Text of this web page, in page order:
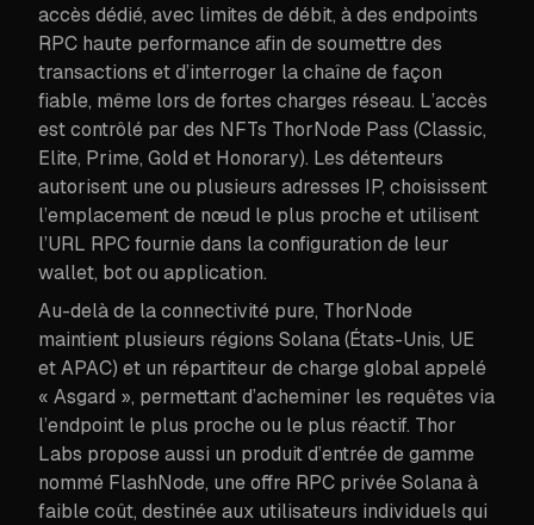
accès dédié, avec limites de débit, à des endpoints
RPC haute performance afin de soumettre des
transactions et d’interroger la chaîne de façon
fiable, même lors de fortes charges réseau. L’accès
est contrôlé par des NFTs ThorNode Pass (Classic,
Elite, Prime, Gold et Honorary). Les détenteurs
autorisent une ou plusieurs adresses IP, choisissent
l’emplacement de nœud le plus proche et utilisent
l’URL RPC fournie dans la configuration de leur
wallet, bot ou application.
Au-delà de la connectivité pure, ThorNode
maintient plusieurs régions Solana (États-Unis, UE
et APAC) et un répartiteur de charge global appelé
« Asgard », permettant d’acheminer les requêtes via
l’endpoint le plus proche ou le plus réactif. Thor
Labs propose aussi un produit d’entrée de gamme
nommé FlashNode, une offre RPC privée Solana à
faible coût, destinée aux utilisateurs individuels qui